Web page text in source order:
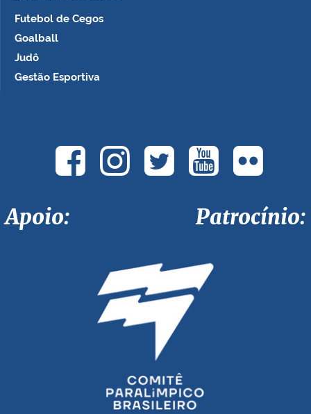
Futebol de Cegos
Goalball
Judô
Gestão Esportiva
Apoio: Patrocínio: